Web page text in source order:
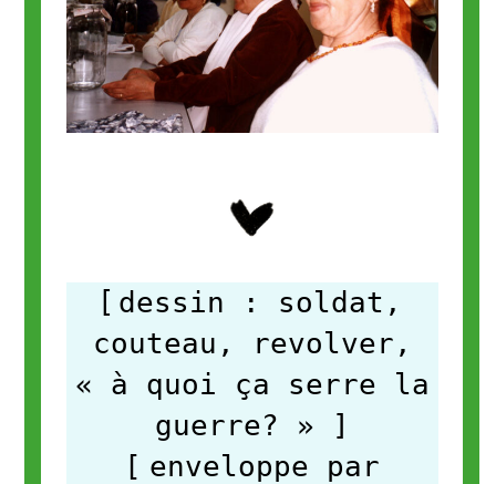
[ dessin : soldat,
couteau, revolver,
« à quoi ça serre la
guerre? »
]
[ enveloppe par